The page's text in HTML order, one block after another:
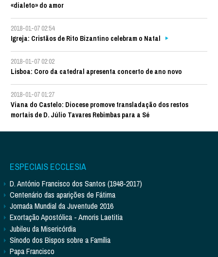
«dialeto» do amor
2018-01-07 02:54
Igreja: Cristãos de Rito Bizantino celebram o Natal
2018-01-07 02:02
Lisboa: Coro da catedral apresenta concerto de ano novo
2018-01-07 01:27
Viana do Castelo: Diocese promove transladação dos restos
mortais de D. Júlio Tavares Rebimbas para a Sé
ESPECIAIS ECCLESIA
D. António Francisco dos Santos (1948-2017)
Centenário das aparições de Fátima
Jornada Mundial da Juventude 2016
Exortação Apostólica - Amoris Laetitia
Jubileu da Misericórdia
Sínodo dos Bispos sobre a Família
Papa Francisco